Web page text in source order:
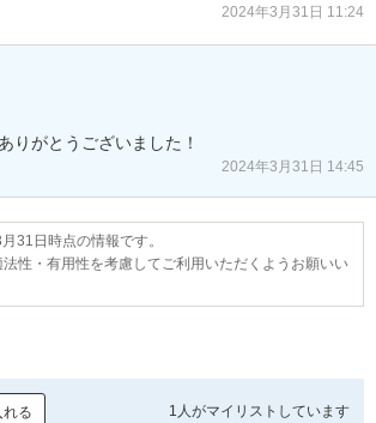
2024年3月31日 11:24
2024年3月31日 14:45
31日時点の情報です。
法性・有用性を考慮してご利用いただくようお願いい
れる 1人がマイリストしています